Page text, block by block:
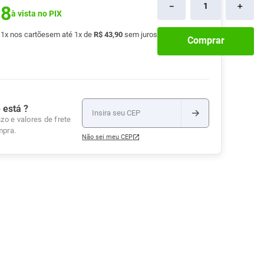
Umedecidas
Tiras para Teste
Ver Tudo
Ver Tudo
Esponjas
à vista no PIX
1x nos cartõesem até 1x de R$ 43,90 sem juros
＋
－
Comprar
está ?
e valores de frete
Não sei meu CEP